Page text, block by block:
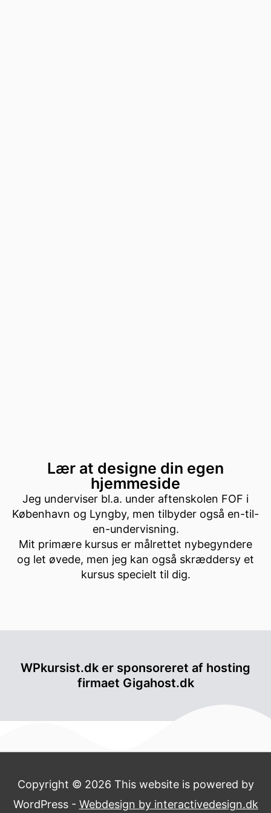
Lær at designe din egen
hjemmeside
Jeg underviser bl.a. under aftenskolen FOF i
København og Lyngby, men tilbyder også en-til-
en-undervisning.
Mit primære kursus er målrettet nybegyndere
og let øvede, men jeg kan også skræddersy et
kursus specielt til dig.
WPkursist.dk er sponsoreret af hosting
firmaet Gigahost.dk
Copyright © 2026 This website is powered by
WordPress - Webdesign by interactivedesign.dk